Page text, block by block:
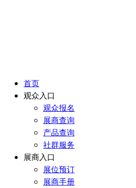
首页
观众入口
观众报名
展商查询
产品查询
社群服务
展商入口
展位预订
展商手册